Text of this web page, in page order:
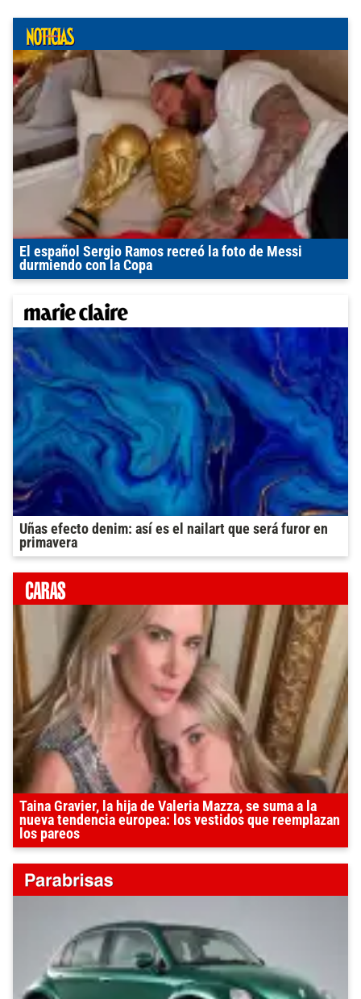
El español Sergio Ramos recreó la foto de Messi
durmiendo con la Copa
Uñas efecto denim: así es el nailart que será furor en
primavera
Taina Gravier, la hija de Valeria Mazza, se suma a la
nueva tendencia europea: los vestidos que reemplazan
los pareos